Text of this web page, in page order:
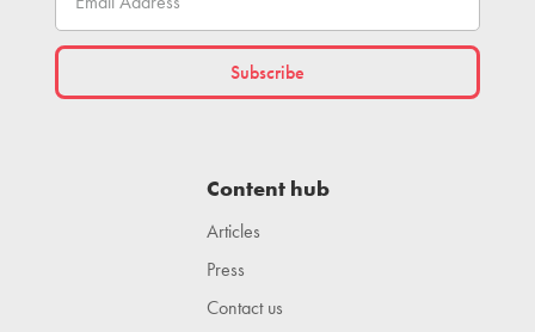
Content hub
Articles
Press
Contact us